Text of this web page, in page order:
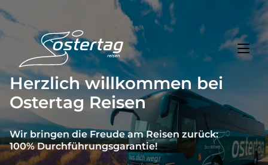
Reisethemen
Highlights
Service
Herzlich willkommen bei
Ostertag Reisen
Wir bringen die Freude am Reisen zurück:
100% Durchführungsgarantie!